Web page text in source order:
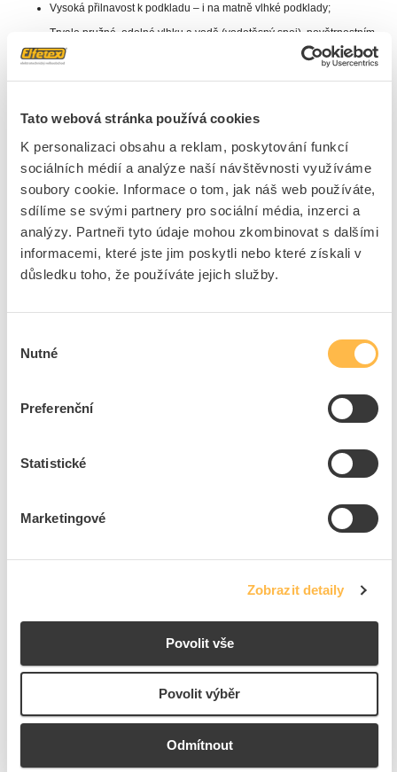
Tato webová stránka používá cookies
K personalizaci obsahu a reklam, poskytování funkcí
sociálních médií a analýze naší návštěvnosti využíváme
soubory cookie. Informace o tom, jak náš web používáte,
sdílíme se svými partnery pro sociální média, inzerci a
analýzy. Partneři tyto údaje mohou zkombinovat s dalšími
informacemi, které jste jim poskytli nebo které získali v
důsledku toho, že používáte jejich služby.
souhlasu
Nutné
Preferenční
Statistické
Marketingové
Zobrazit detaily
Povolit vše
Povolit výběr
Odmítnout
Vysoká přilnavost k podkladu – i na matně vlhké podklady;
Trvale pružné, odolné vlhku a vodě (vodotěsný spoj), povětrnostním
vlivům;
pryskyřic);
Lepené předměty není třeba fixovat;
Spoje „drží“ bez použití svěrek a podepření;
Lepení konstrukčních vodotěsných spojů ve stavebním a strojním
průmyslu;
Lepení v interiérech i exteriérech budov;
Lepení dílů karoserií – kov na kov (pohlcuje vibrace);
některých druhů plastů, betonu, keramických dlaždic, smaltu, zrcadel,
dřeva, zdiva, sádrokartonu apod.;
Odpovědnost za produkt +
Ke stažení
Bezpečnostní dokumenty
Bezpečnostní list.pdf